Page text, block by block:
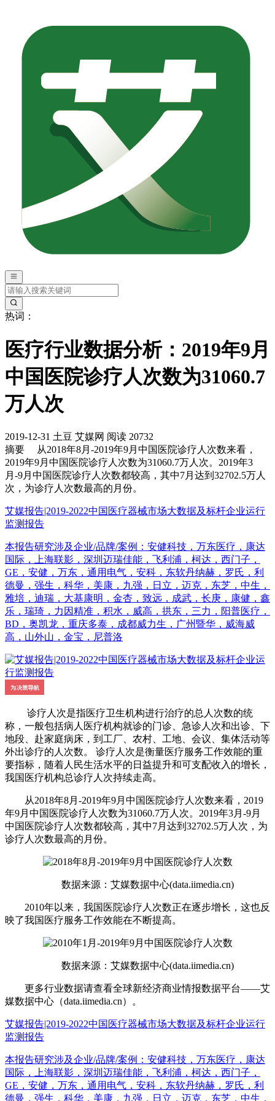
热词：
医疗行业数据分析：2019年9月
中国医院诊疗人次数为31060.7
万人次
2019-12-31 土豆 艾媒网 阅读 20732
摘要 从2018年8月-2019年9月中国医院诊疗人次数来看，
2019年9月中国医院诊疗人次数为31060.7万人次。2019年3
月-9月中国医院诊疗人次数都较高，其中7月达到32702.5万人
次，为诊疗人次数最高的月份。
艾媒报告|2019-2022中国医疗器械市场大数据及标杆企业运行
监测报告
本报告研究涉及企业/品牌/案例：安健科技，万东医疗，康达
国际，上海联影，深圳迈瑞佳能，飞利浦，柯达，西门子，
GE，安健，万东，通用电气，安科，东软丹纳赫，罗氏，利
德曼，强生，科华，美康，九强，日立，迈克，东芝，中生，
雅培，迪瑞，大基康明，金杏，致远，成武，长庚，康健，鑫
乐，瑞琦，力因精准，积水，威高，拱东，三力，阳普医疗，
BD，奥凯龙，重庆多泰，成都威力生，广州暨华，威海威
高，山外山，金宝，尼普洛
诊疗人次是指医疗卫生机构进行治疗的总人次数的统
称，一般包括病人医疗机构就诊的门诊、急诊人次和出诊、下
地段、赴家庭病床，到工厂、农村、工地、会议、集体活动等
外出诊疗的人次数。 诊疗人次是衡量医疗服务工作效能的重
要指标，随着人民生活水平的日益提升和可支配收入的增长，
我国医疗机构总诊疗人次持续走高。
从2018年8月-2019年9月中国医院诊疗人次数来看，2019
年9月中国医院诊疗人次数为31060.7万人次。2019年3月-9月
中国医院诊疗人次数都较高，其中7月达到32702.5万人次，为
诊疗人次数最高的月份。
数据来源：艾媒数据中心(data.iimedia.cn)
2010年以来，我国医院诊疗人次数正在逐步增长，这也反
映了我国医疗服务工作效能在不断提高。
数据来源：艾媒数据中心(data.iimedia.cn)
更多行业数据请查看全球新经济商业情报数据平台——艾
媒数据中心（data.iimedia.cn）。
艾媒报告|2019-2022中国医疗器械市场大数据及标杆企业运行
监测报告
本报告研究涉及企业/品牌/案例：安健科技，万东医疗，康达
国际，上海联影，深圳迈瑞佳能，飞利浦，柯达，西门子，
GE，安健，万东，通用电气，安科，东软丹纳赫，罗氏，利
德曼，强生，科华，美康，九强，日立，迈克，东芝，中生，